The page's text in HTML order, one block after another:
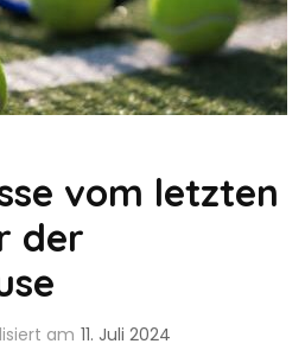
vom letzten
der
am 11. Juli 2024